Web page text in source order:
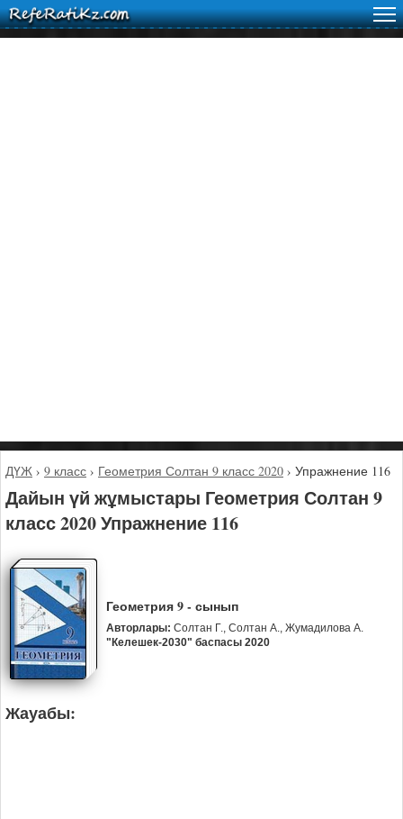
ДҮЖ › 9 класс › Геометрия Солтан 9 класс 2020 › Упражнение 116
Дайын үй жұмыстары Геометрия Солтан 9
класс 2020 Упражнение 116
Геометрия 9 - сынып
Авторлары: Солтан Г., Солтан А., Жумадилова А.
"Келешек-2030" баспасы 2020
Жауабы: